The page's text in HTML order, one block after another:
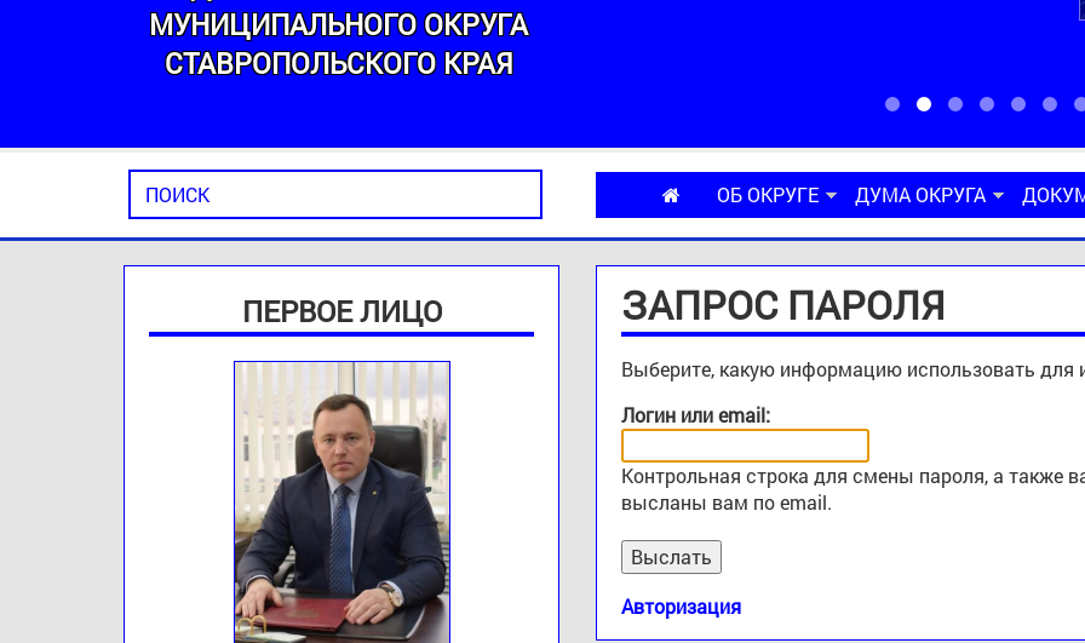
МУНИЦИПАЛЬНОГО ОКРУГА
СТАВРОПОЛЬСКОГО КРАЯ
ОБ ОКРУГЕ ДУМА ОКРУГА
ПЕРВОЕ ЛИЦО ЗАПРОС ПАРОЛЯ
Выберите, какую информацию использовать для
Логин или email:
Контрольная строка для смены пароля, а также
высланы вам по email.
Авторизация